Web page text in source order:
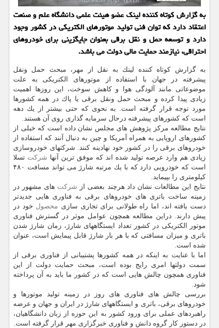
به گزارش كوتاه كننده لینك عضو هیئت علمی دانشگاه علم و صنعت
اعتقاد دارد كه توان فنی تولید موتورهای الكتریكی در كشور وجود
دارد و توسعه حمل و نقل برقی بعنوان جایگزینی برای خودروهای
احتراقی، نیازمند حمایت مالی دولت می باشد.
به گزارش كوتاه كننده لینك به نقل از مهر، مبحث حمل ونقل
پیشرفته در جهان با استفاده از موتورهای الكتریكی به علت
موضوعاتی مانند آلودگی هوا و كاهش سوخت، این روزها اهمیت
زیادی پیدا كرده و مبحث حمل ونقل برقی یا پاك در همه كشورها
مورد توجه قرار گرفته است. به نحوی كه حتی بیشتر از یك دهه
است كه كشورهای پیشرفته درحال سرمایه گذاری روی آن هستند.
نتایج مطالعه مركز پژوهش های مجلس نشان داده است كه خیلی از
كشورهای اروپایی به همراه آمریكا و چین به دنبال آنند كه استفاده از
خودروهای برقی را در كشور خود نهادینه كنند. شركتهای خودروسازی
زیادی هم وارد عرصه تولید شده اند كه موفق ترین آنها شركت تسلا
است كه خودرویی دارد كه با یك مرتبه شارژ می تواند مسافت ۴۸۰
كیلومتری را بپیماید.
نتایج این مطالعات نشان داد هرچند بعضی از شركت های مشهور در
زمینه ساخت باتری های خودروهای برقی به فناوری هایی جدیدتر
دست یافته اند، اما راه طولانی برای تجاری سازی محصول خود در
پیش دارند. دراین مطالعه همچون عوامل موثر در گسترش فناوری
موتور الكتریكی در كشور تعداد ایستگاههای شارژ، زمان شارژ شدن
باتری و میزان مسافتی كه با هر بار شارژ قابل پیمایش است، عنوان
شده است.
اما با عنایت به اینكه در همه كشورها پشتیبانی از فناوری برقی از
سمت دولتها امری رایج بوده است، مبحث حمایت دولت از این
فناوری همچون چالش هایی است كه در كشور ما باید به آن پرداخته
شود.
بررسی چالش های فناوری های روز در زمینه تولید موتورها و
خودروهای برقی، باتری و ایستگاههای شارژ در ایران و جهان و عرضه
راهبردهای عملی برای ورود كشور به این حوزه از زبان دانشگاهیان،
در دستور كار گروه دانش و فناوری خبرگزاری مهر قرار گرفته است.